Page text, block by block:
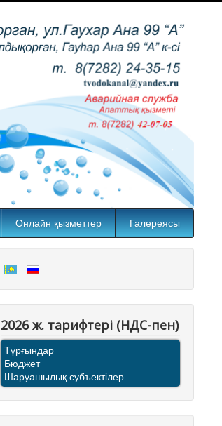
Онлайн қызметтер Галереясы
2026 ж. тарифтерi (НДС-пен)
Тұрғындар
Бюджет
Шаруашылық субъектілер